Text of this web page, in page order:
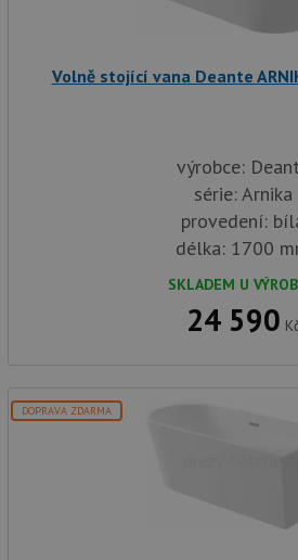
Volně stojící vana Deante
výrobce:
série: Arnika
provedení:
délka: 1700
SKLADEM U
24 590
DOPRAVA ZDARMA